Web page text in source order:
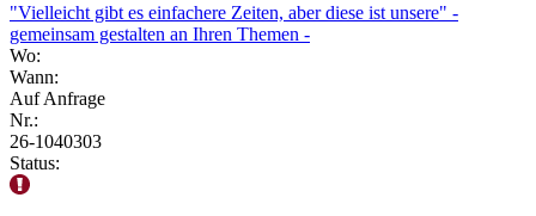
"Vielleicht gibt es einfachere Zeiten, aber diese ist unsere" -
gemeinsam gestalten an Ihren Themen -
Wo:
Wann:
Auf Anfrage
Nr.:
26-1040303
Status: